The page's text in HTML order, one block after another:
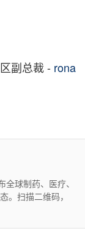
副总裁 - rona
全球制药、医疗、
。扫描二维码，